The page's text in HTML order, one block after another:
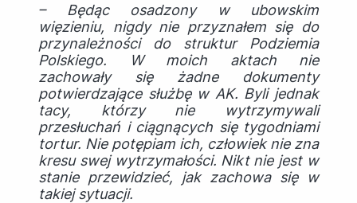
– Będąc osadzony w ubowskim
więzieniu, nigdy nie przyznałem się do
przynależności do struktur Podziemia
Polskiego. W moich aktach nie
zachowały się żadne dokumenty
potwierdzające służbę w AK. Byli jednak
tacy, którzy nie wytrzymywali
przesłuchań i ciągnących się tygodniami
tortur. Nie potępiam ich, człowiek nie zna
kresu swej wytrzymałości. Nikt nie jest w
stanie przewidzieć, jak zachowa się w
takiej sytuacji.